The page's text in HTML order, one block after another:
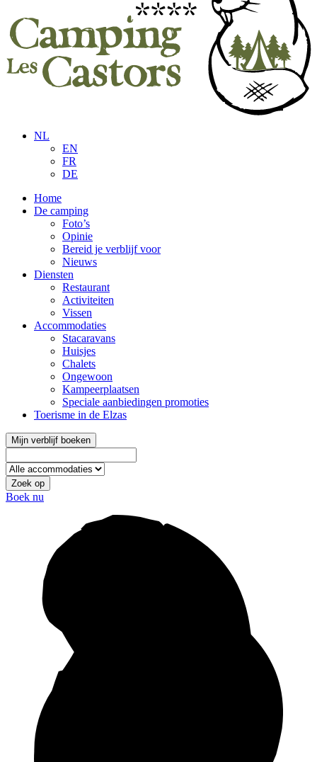
NL
EN
FR
DE
Home
De camping
Foto’s
Opinie
Bereid je verblijf voor
Nieuws
Diensten
Restaurant
Activiteiten
Vissen
Accommodaties
Stacaravans
Huisjes
Chalets
Ongewoon
Kampeerplaatsen
Speciale aanbiedingen promoties
Toerisme in de Elzas
Mijn verblijf boeken
Zoek op
Boek nu